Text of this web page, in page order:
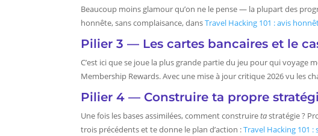
Beaucoup moins glamour qu’on ne le pense — la plupart des
honnête, sans complaisance, dansTravel Hacking 101 : avis
Pilier 3 — Les cartes bancaires et le
C’est ici que se joue la plus grande partie du jeu pour qui voyage
Membership Rewards. Avec une mise à jour critique 2026 vu les
Pilier 4 — Construire ta propre
Une fois les bases assimilées, comment construiretastratégie ?
trois précédents et te donne le plan d’action :Travel Hacking 101 :